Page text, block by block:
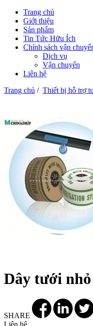
Trang chủ
Giới thiệu
Sản phẩm
Tin Tức Hữu Ích
Chính sách vận
Dịch vụ
Vận chuyển
Liên hệ
Trang chủ / Thiết bị hỗ trợ
Dây tưới
SHARE
Liên hệ